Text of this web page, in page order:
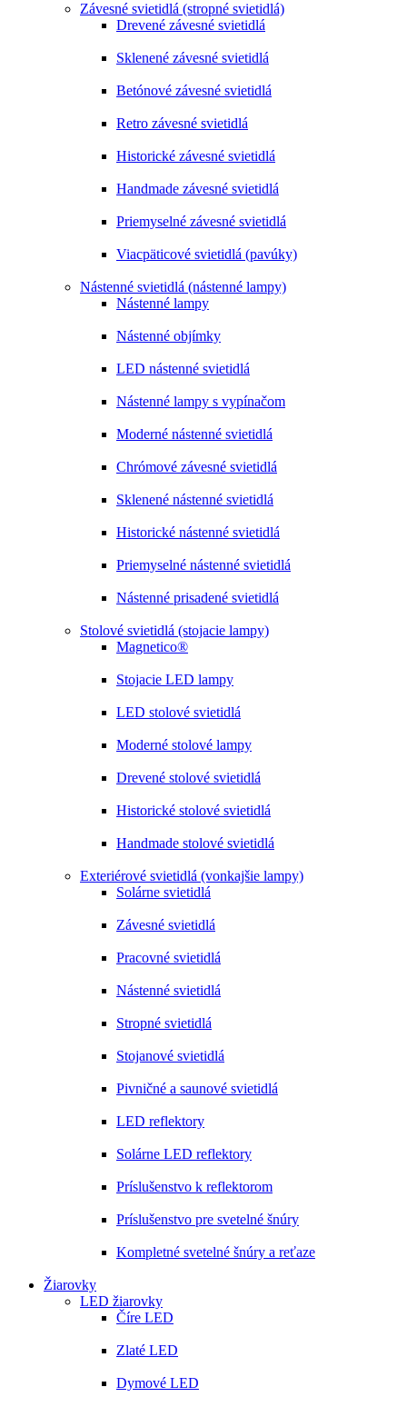
Závesné svietidlá (stropné svietidlá)
Drevené závesné svietidlá
Sklenené závesné svietidlá
Betónové závesné svietidlá
Retro závesné svietidlá
Historické závesné svietidlá
Handmade závesné svietidlá
Priemyselné závesné svietidlá
Viacpäticové svietidlá (pavúky)
Nástenné svietidlá (nástenné lampy)
Nástenné lampy
Nástenné objímky
LED nástenné svietidlá
Nástenné lampy s vypínačom
Moderné nástenné svietidlá
Chrómové závesné svietidlá
Sklenené nástenné svietidlá
Historické nástenné svietidlá
Priemyselné nástenné svietidlá
Nástenné prisadené svietidlá
Stolové svietidlá (stojacie lampy)
Magnetico®
Stojacie LED lampy
LED stolové svietidlá
Moderné stolové lampy
Drevené stolové svietidlá
Historické stolové svietidlá
Handmade stolové svietidlá
Exteriérové svietidlá (vonkajšie lampy)
Solárne svietidlá
Závesné svietidlá
Pracovné svietidlá
Nástenné svietidlá
Stropné svietidlá
Stojanové svietidlá
Pivničné a saunové svietidlá
LED reflektory
Solárne LED reflektory
Príslušenstvo k reflektorom
Príslušenstvo pre svetelné šnúry
Kompletné svetelné šnúry a reťaze
Žiarovky
LED žiarovky
Číre LED
Zlaté LED
Dymové LED